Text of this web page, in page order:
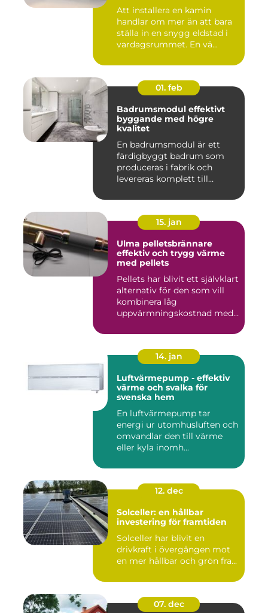
Att installera en kamin
handlar om mer än att bara
ställa in en snygg eldstad i
vardagsrummet. En vä...
01. feb
Badrumsmodul effektivt
byggande med högre
kvalitet
En badrumsmodul är ett
färdigbyggt badrum som
produceras i fabrik och
levereras komplett till
15. jan
Ulma pelletsbrännare
effektiv och trygg värme
med pellets
Pellets har blivit ett självklart
alternativ för den som vill
kombinera låg
uppvärmningskostnad med
14. jan
Luftvärmepump - effektiv
värme och svalka för
svenska hem
En luftvärmepump tar
energi ur utomhusluften och
omvandlar den till värme
eller kyla inomh...
12. dec
Solceller: en hållbar
investering för framtiden
Solceller har blivit en
drivkraft i övergången mot
en mer hållbar och grön fra...
07. dec